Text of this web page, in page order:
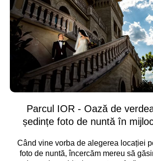
Parcul IOR - Oază de
ședințe foto de nuntă în
Când vine vorba de alegerea locației
foto de nuntă, încercăm mereu să